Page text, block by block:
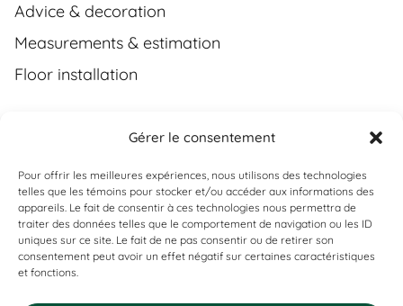
Gérer le consentement
Pour offrir les meilleures expériences, nous utilisons des technologies
telles que les témoins pour stocker et/ou accéder aux informations des
appareils. Le fait de consentir à ces technologies nous permettra de
traiter des données telles que le comportement de navigation ou les ID
uniques sur ce site. Le fait de ne pas consentir ou de retirer son
consentement peut avoir un effet négatif sur certaines caractéristiques
et fonctions.
Advice & decoration
Measurements & estimation
Floor installation
Contact
(450) 373-0548
tgl@tapisguylaberge.com
3275 Bd Monseigneur-Langlois, Salaberry-de-
Valleyfield, QC J6S 4Y2
Can't find what you're looking for?
If it exists, we probably have it. Contact us, and we’ll prove it